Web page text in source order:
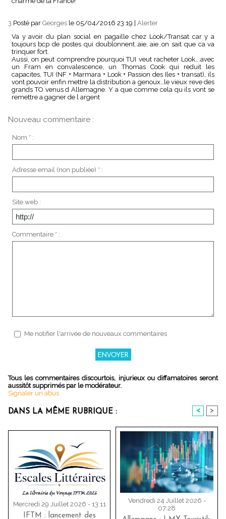
3. Posté par Georges le 05/04/2016 23:19
Alerter
Va y avoir du plan social en pagaille chez Look/Transat car y a
toujours bcp de postes qui doublonnent..aie, aie..on sait que ca va
trinquer fort.
Aussi, on peut comprendre pourquoi TUI veut racheter Look….avec
un Fram en convalescence, un Thomas Cook qui reduit les
capacites, TUI (NF + Marmara + Look + Passion des Iles + transat), ils
vont pouvoir enfin mettre la distribution a genoux…le vieux reve des
grands TO venus d Allemagne. Y a que comme cela qu ils vont se
remettre a gagner de l argent
Nouveau commentaire :
Nom * :
Adresse email (non publiée) * :
Site web :
Commentaire * :
Me notifier l'arrivée de nouveaux commentaires
Tous les commentaires discourtois, injurieux ou diffamatoires seront
aussitôt supprimés par le modérateur.
Signaler un abus
DANS LA MÊME RUBRIQUE : < >
Mercredi 29 Juillet 2026 - 13:11
IFTM : lancement des
Vendredi 24 Juillet 2026 -
07:28